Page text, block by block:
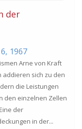
der
6, 1967
Arne von Kraft
addieren sich zu den
die Leistungen
den einzelnen Zellen
der
in der...